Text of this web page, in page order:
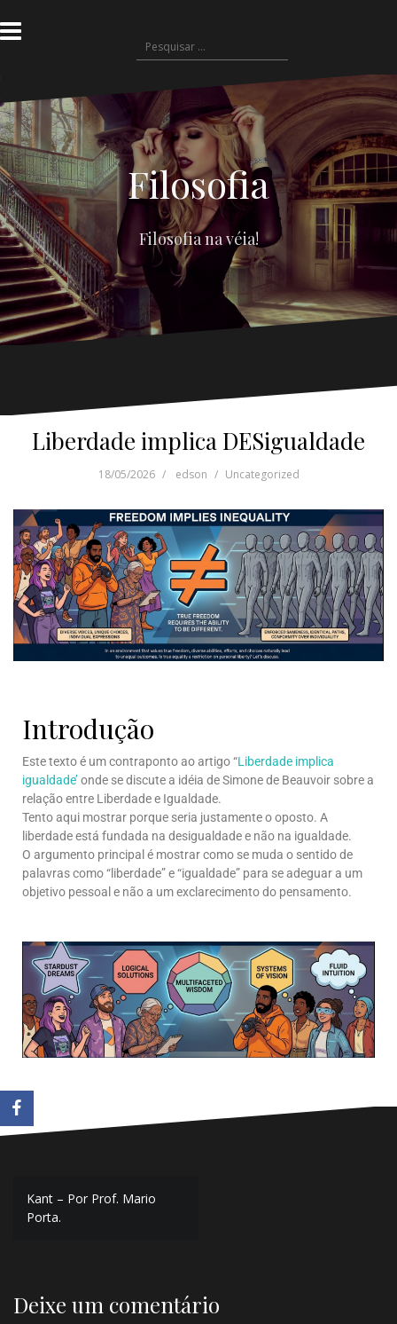
Filosofia
Filosofia na véia!
Liberdade implica DESigualdade
18/05/2026 edson Uncategorized
Introdução
Este texto é um contraponto ao artigo “Liberdade implica
igualdade’onde se discute a idéia de Simone de Beauvoir sobre a
relação entre Liberdade e Igualdade.
Tento aqui mostrar porque seria justamente o oposto. A
liberdade está fundada na desigualdade e não na igualdade.
O argumento principal é mostrar como se muda o sentido de
palavras como “liberdade” e “igualdade” para se adeguar a um
objetivo pessoal e não a um exclarecimento do pensamento.
Kant – Por Prof. Mario
Porta.
Deixe um comentário